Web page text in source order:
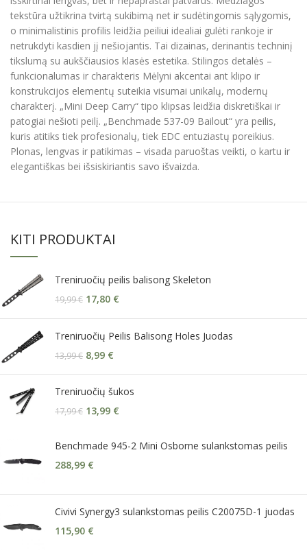
tekstūra užtikrina tvirtą sukibimą net ir sudėtingomis sąlygomis,
o minimalistinis profilis leidžia peiliui idealiai gulėti rankoje ir
netrukdyti kasdien jį nešiojantis. Tai dizainas, derinantis techninį
tikslumą su aukščiausios klasės estetika. Stilingos detalės –
funkcionalumas ir charakteris Mėlyni akcentai ant klipo ir
konstrukcijos elementų suteikia visumai unikalų, modernų
charakterį. „Mini Deep Carry“ tipo klipsas leidžia diskretiškai ir
patogiai nešioti peilį. „Benchmade 537-09 Bailout“ yra peilis,
kuris atitiks tiek profesionalų, tiek EDC entuziastų poreikius.
Plonas, lengvas ir patikimas – visada paruoštas veikti, o kartu ir
elegantiškas bei išsiskiriantis savo išvaizda.
KITI PRODUKTAI
Treniruočių peilis balisong Skeleton
19,99€ 17,80 €
Treniruočių Peilis Balisong Holes Juodas
13,99€ 8,99 €
Treniruočių šukos
17,99€ 13,99 €
Benchmade 945-2 Mini Osborne sulankstomas peilis
288,99 €
Civivi Synergy3 sulankstomas peilis C20075D-1 juodas
115,90 €